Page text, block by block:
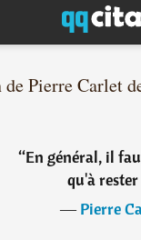
Pierre Carlet
“En général, il
qu'à
―Pierre